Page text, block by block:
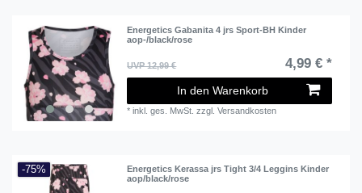
Energetics Gabanita 4 jrs Sport-BH Kinder
aop-/black/rose
UVP 12,99 € 4,99 € *
In den Warenkorb
*inkl. ges. MwSt. zzgl.Versandkosten
-75%
Energetics Kerassa jrs Tight 3/4 Leggins Kinder
aop/black/rose